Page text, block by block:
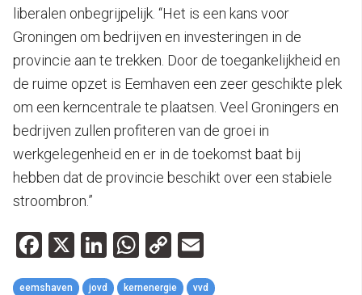
liberalen onbegrijpelijk. “Het is een kans voor
Groningen om bedrijven en investeringen in de
provincie aan te trekken. Door de toegankelijkheid en
de ruime opzet is Eemhaven een zeer geschikte plek
om een kerncentrale te plaatsen. Veel Groningers en
bedrijven zullen profiteren van de groei in
werkgelegenheid en er in de toekomst baat bij
hebben dat de provincie beschikt over een stabiele
stroombron.”
Facebook
X LinkedIn
WhatsApp
Copy
Link
eemshaven jovd kernenergie vvd